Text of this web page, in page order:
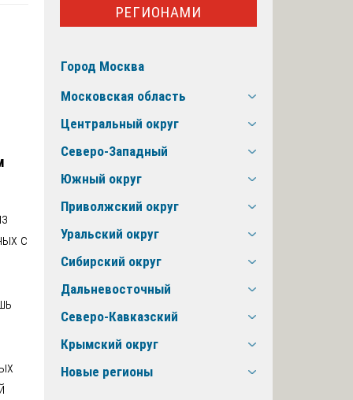
с
РЕГИОНАМИ
Город Москва
Московская область
Центральный округ
Северо-Западный
Южный округ
Приволжский округ
Уральский округ
Сибирский округ
Дальневосточный
Северо-Кавказский
Крымский округ
Новые регионы